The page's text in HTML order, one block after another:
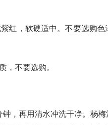
红，软硬适中。不要选购
，不要选购。
，再用清水冲洗干净。杨